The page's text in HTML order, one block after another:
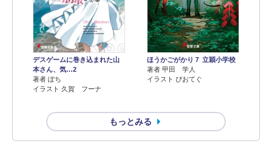
デスゲームに巻き込まれた山
本さん、気…2
著者 ぽち
イラスト 久賀 フーナ
ほうかごがかり７ 立穎小学校
著者 甲田 学人
イラスト ぴおてぐ
もっとみる